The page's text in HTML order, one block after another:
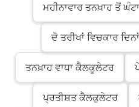
ਮਹੀਨਾਵਾਰ ਤਨਖ਼ਾਹ ਤੋਂ
ਦੋ ਤਰੀਖਾਂ ਵਿਚਕਾਰ
ਤਨਖ਼ਾਹ ਵਾਧਾ ਕੈਲਕੂਲੇਟਰ
ਪ੍ਰਤੀਸ਼ਤ ਕੈਲਕੁਲੇਟਰ